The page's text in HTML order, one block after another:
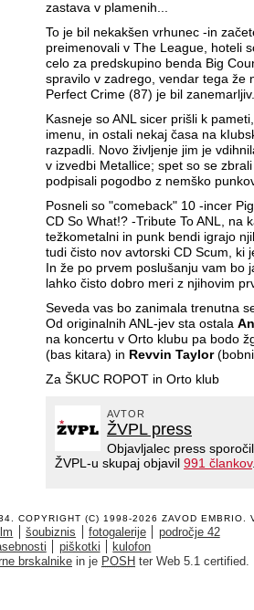
zastava v plamenih...
To je bil nekakšen vrhunec -in
preimenovali v The League, hoteli
celo za predskupino benda Big
spravilo v zadrego, vendar tega že
Perfect Crime (87) je bil zanemarljiv.
Kasneje so ANL sicer prišli k
imenu, in ostali nekaj časa na
razpadli. Novo življenje jim je
v izvedbi Metallice; spet so se
podpisali pogodbo z nemško
Posneli so "comeback" 10 -incer
CD So What!? -Tribute To ANL, na
težkometalni in punk bendi igrajo
tudi čisto nov avtorski CD Scum, ki
In že po prvem poslušanju vam bo
lahko čisto dobro meri z njihovim
Seveda vas bo zanimala trenutna
Od originalnih ANL-jev sta ostala
na koncertu v Orto klubu pa bodo
(bas kitara) in Revvin Taylor
Za ŠKUC ROPOT in Orto klub
AVTOR
ŽVPL press
Objavljalec press
ŽVPL-u skupaj objavil 991 člankov
COPYRIGHT (C) 1998-2026 ZAVOD EMBRIO .
šoubiznis fotogalerije
področje 42
piškotki
kulofon
brskalnike in je POSH ter Web 5.1 certified.